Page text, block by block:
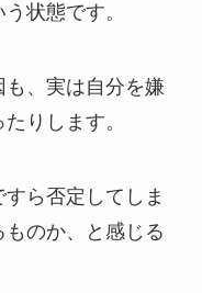
状態です。
、実は自分を嫌
りします。
ら否定してしま
のか、と感じる